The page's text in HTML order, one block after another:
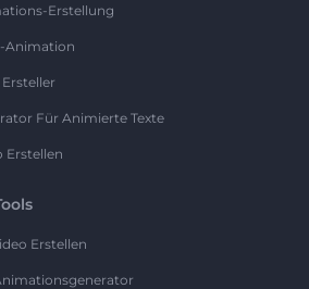
Erstellung
Animation
Für Animierte Texte
Erstellen
Erstellen